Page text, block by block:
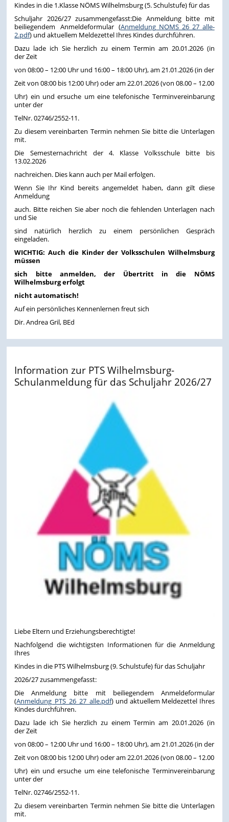
Kindes in die 1.Klasse NÖMS Wilhelmsburg (5. Schulstufe) für das
Schuljahr 2026/27 zusammengefasst:Die Anmeldung bitte mit
beiliegendem Anmeldeformular (Anmeldung_NOMS_26_27_alle-
2.pdf) und aktuellem Meldezettel Ihres Kindes durchführen.
Dazu lade ich Sie herzlich zu einem Termin am 20.01.2026 (in
der Zeit
von 08:00 – 12:00 Uhr und 16:00 – 18:00 Uhr), am 21.01.2026 (in der
Zeit von 08:00 bis 12:00 Uhr) oder am 22.01.2026 (von 08.00 – 12.00
Uhr) ein und ersuche um eine telefonische Terminvereinbarung
unter der
TelNr. 02746/2552-11.
Zu diesem vereinbarten Termin nehmen Sie bitte die Unterlagen
mit.
Die Semesternachricht der 4. Klasse Volksschule bitte bis
13.02.2026
nachreichen. Dies kann auch per Mail erfolgen.
Wenn Sie Ihr Kind bereits angemeldet haben, dann gilt diese
Anmeldung
auch. Bitte reichen Sie aber noch die fehlenden Unterlagen nach
und Sie
sind natürlich herzlich zu einem persönlichen Gespräch
eingeladen.
WICHTIG: Auch die Kinder der Volksschulen Wilhelmsburg
müssen
sich bitte anmelden, der Übertritt in die NÖMS
Wilhelmsburg erfolgt
nicht automatisch!
Auf ein persönliches Kennenlernen freut sich
Dir. Andrea Gril, BEd
Information zur PTS Wilhelmsburg-
Schulanmeldung für das Schuljahr 2026/27
Liebe Eltern und Erziehungsberechtigte!
Nachfolgend die wichtigsten Informationen für die Anmeldung
Ihres
Kindes in die PTS Wilhelmsburg (9. Schulstufe) für das Schuljahr
2026/27 zusammengefasst:
Die Anmeldung bitte mit beiliegendem Anmeldeformular
(Anmeldung_PTS_26_27_alle.pdf) und aktuellem Meldezettel Ihres
Kindes durchführen.
Dazu lade ich Sie herzlich zu einem Termin am 20.01.2026 (in
der Zeit
von 08:00 – 12:00 Uhr und 16:00 – 18:00 Uhr), am 21.01.2026 (in der
Zeit von 08:00 bis 12:00 Uhr) oder am 22.01.2026 (von 08.00 – 12.00
Uhr) ein und ersuche um eine telefonische Terminvereinbarung
unter der
TelNr. 02746/2552-11.
Zu diesem vereinbarten Termin nehmen Sie bitte die Unterlagen
mit.